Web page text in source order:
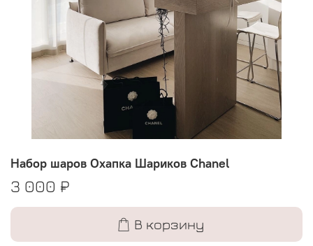
Набор шаров Охапка Шариков Chanel
3 000 ₽
В корзину